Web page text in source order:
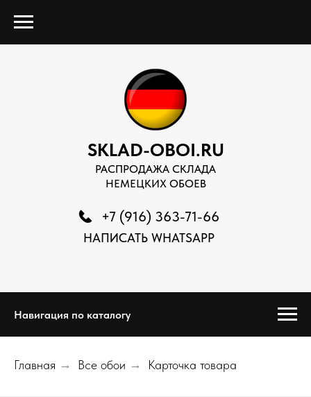
SKLAD-OBOI.RU
РАСПРОДАЖА СКЛАДА
НЕМЕЦКИХ ОБОЕВ
+7 (916) 363-71-66
НАПИСАТЬ WHATSAPP
Навигация по каталогу
Главная → Все обои → Карточка товара